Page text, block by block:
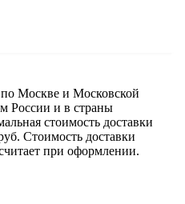
Москве и Московской
России и в страны
стоимость доставки
Стоимость доставки
при оформлении.